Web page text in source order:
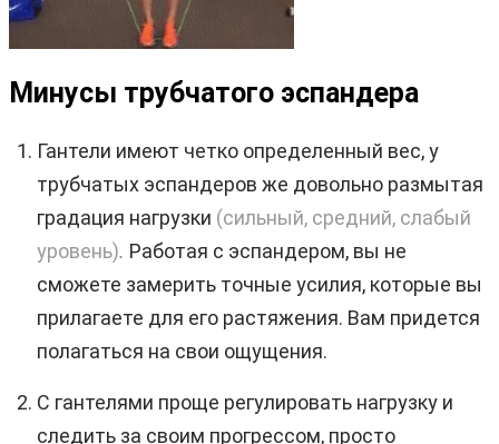
Минусы трубчатого эспандера
Гантели имеют четко определенный вес, у
трубчатых эспандеров же довольно размытая
градация нагрузки (сильный, средний, слабый
уровень). Работая с эспандером, вы не
сможете замерить точные усилия, которые вы
прилагаете для его растяжения. Вам придется
полагаться на свои ощущения.
С гантелями проще регулировать нагрузку и
следить за своим прогрессом, просто